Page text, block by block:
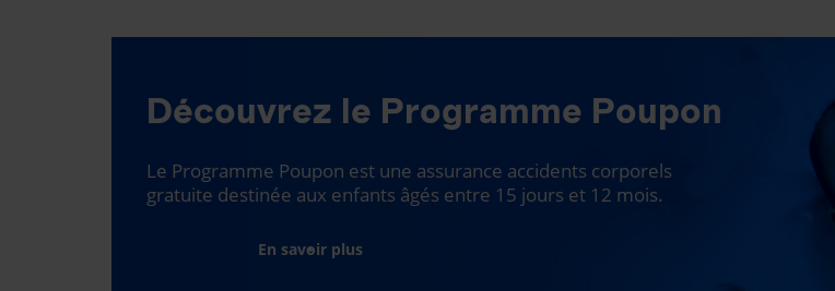
Découvrez le Programme Poupon
Le Programme Poupon est une assurance accidents corporels
gratuite destinée aux enfants âgés entre 15 jours et 12 mois.
En savoir plus